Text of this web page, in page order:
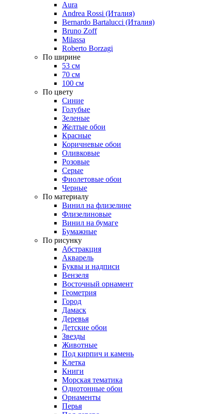
Aura
Andrea Rossi (Италия)
Bernardo Bartalucci (Италия)
Bruno Zoff
Milassa
Roberto Borzagi
По ширине
53 см
70 см
100 см
По цвету
Синие
Голубые
Зеленые
Желтые обои
Красные
Коричневые обои
Оливковые
Розовые
Серые
Фиолетовые обои
Черные
По материалу
Винил на флизелине
Флизелиновые
Винил на бумаге
Бумажные
По рисунку
Абстракция
Акварель
Буквы и надписи
Вензеля
Восточный орнамент
Геометрия
Город
Дамаск
Деревья
Детские обои
Звезды
Животные
Под кирпич и камень
Клетка
Книги
Морская тематика
Однотонные обои
Орнаменты
Перья